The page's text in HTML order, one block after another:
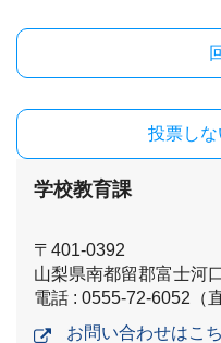
投票し
学校教育課
〒401-0392
山梨県南都留郡富士河
電話 : 0555-72-6052（
お問い合わせはこ